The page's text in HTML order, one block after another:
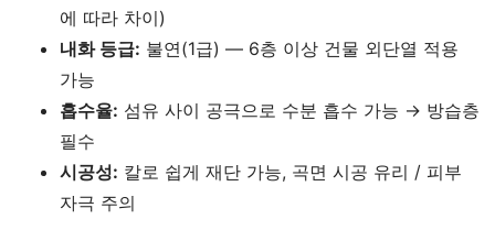
에 따라 차이)
내화 등급: 불연(1급) — 6층 이상 건물 외단열 적용
가능
흡수율: 섬유 사이 공극으로 수분 흡수 가능 → 방습층
필수
시공성: 칼로 쉽게 재단 가능, 곡면 시공 유리 / 피부
자극 주의